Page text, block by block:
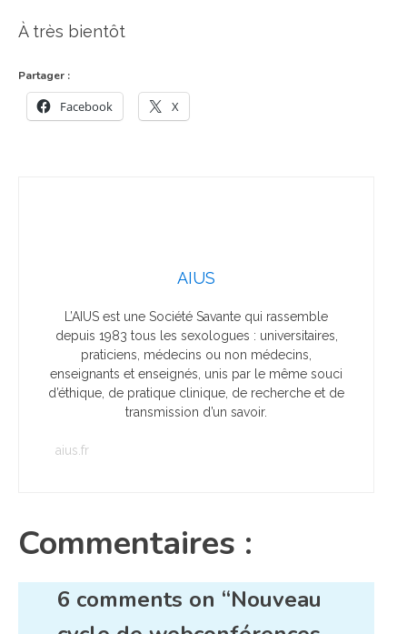
À très bientôt
Partager :
Facebook X
AIUS
L’AIUS est une Société Savante qui rassemble
depuis 1983 tous les sexologues : universitaires,
praticiens, médecins ou non médecins,
enseignants et enseignés, unis par le même souci
d’éthique, de pratique clinique, de recherche et de
transmission d’un savoir.
aius.fr
Commentaires :
6 comments on “Nouveau